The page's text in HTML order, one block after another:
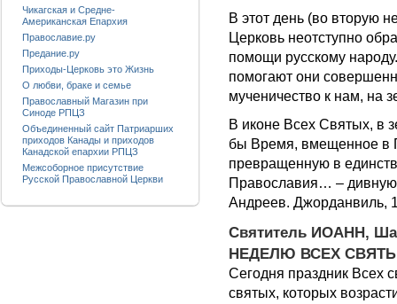
В этот день (во вторую
Церковь неотступно
помощи русскому
помогают они
мученичество к нам, на
В иконе Всех Святых, в
бы Время, вмещенное в
превращенную в
Православия… –
Андреев. Джорданвиль,
Святитель ИОАНН,
НЕДЕЛЮ ВСЕХ
Сегодня праздник Всех
святых, которых
Чикагская и Средне-
Американская Епархия
Православие.ру
Предание.ру
Приходы-Церковь это Жизнь
О любви, браке и семье
Православный Магазин при
Синоде РПЦЗ
Объединенный сайт Патриарших
приходов Канады и приходов
Канадской епархии РПЦЗ
Межсоборное присутствие
Русской Православной Церкви